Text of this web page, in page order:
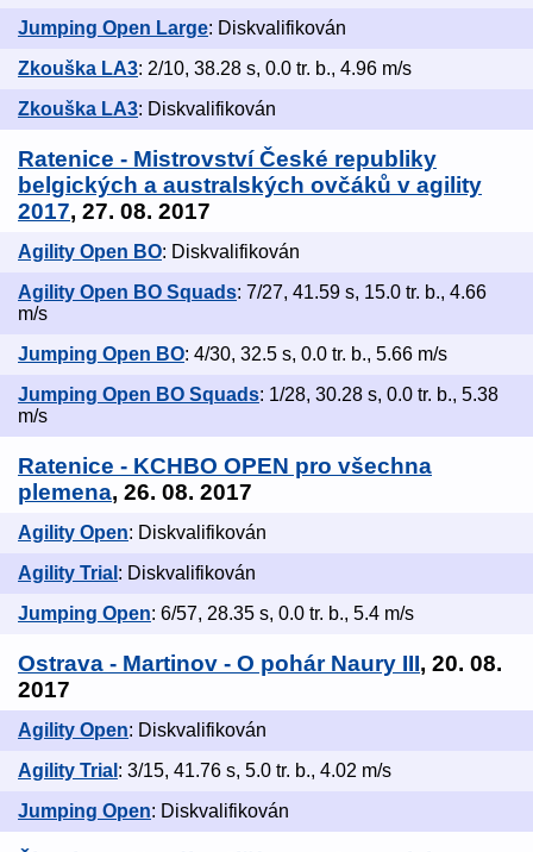
Jumping Open Large: Diskvalifikován
Zkouška LA3: 2/10, 38.28 s, 0.0 tr. b., 4.96 m/s
Zkouška LA3: Diskvalifikován
Ratenice - Mistrovství České republiky
belgických a australských ovčáků v agility
2017, 27. 08. 2017
Agility Open BO: Diskvalifikován
Agility Open BO Squads: 7/27, 41.59 s, 15.0 tr. b., 4.66
m/s
Jumping Open BO: 4/30, 32.5 s, 0.0 tr. b., 5.66 m/s
Jumping Open BO Squads: 1/28, 30.28 s, 0.0 tr. b., 5.38
m/s
Ratenice - KCHBO OPEN pro všechna
plemena, 26. 08. 2017
Agility Open: Diskvalifikován
Agility Trial : Diskvalifikován
Jumping Open: 6/57, 28.35 s, 0.0 tr. b., 5.4 m/s
Ostrava - Martinov - O pohár Naury III, 20. 08.
2017
Agility Open: Diskvalifikován
Agility Trial : 3/15, 41.76 s, 5.0 tr. b., 4.02 m/s
Jumping Open: Diskvalifikován